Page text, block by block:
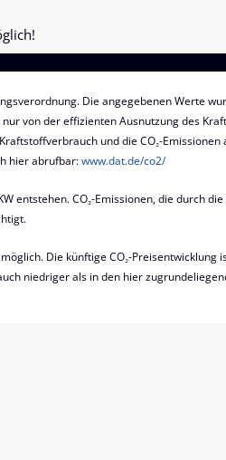
Die angegebenen Werte
von der effizienten Ausnutzung des
und die CO₂-
hier abrufbar:www.dat.de/co2/
entstehen. CO₂-Emissionen, die
Die künftige CO₂-
niedriger als in den hier